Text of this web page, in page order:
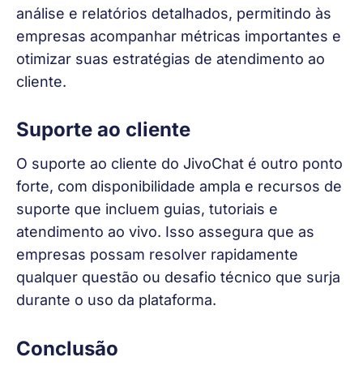
análise e relatórios detalhados, permitindo às
empresas acompanhar métricas importantes e
otimizar suas estratégias de atendimento ao
cliente.
Suporte ao cliente
O suporte ao cliente do JivoChat é outro ponto
forte, com disponibilidade ampla e recursos de
suporte que incluem guias, tutoriais e
atendimento ao vivo. Isso assegura que as
empresas possam resolver rapidamente
qualquer questão ou desafio técnico que surja
durante o uso da plataforma.
Conclusão